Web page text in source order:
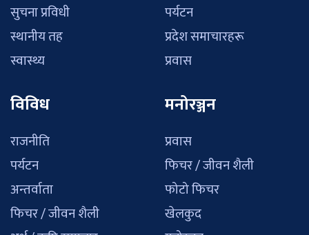
सुचना प्रविधी
स्थानीय तह
स्वास्थ्य
पर्यटन
प्रदेश समाचारहरू
प्रवास
विविध
राजनीति
पर्यटन
अन्तर्वाता
फिचर / जीवन शैली
मनोरञ्जन
प्रवास
फिचर / जीवन शैली
फोटो फिचर
खेलकुद